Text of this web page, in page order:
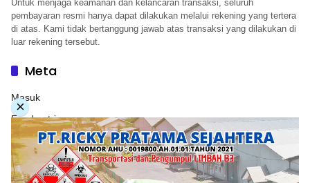
Untuk menjaga keamanan dan kelancaran transaksi, seluruh
pembayaran resmi hanya dapat dilakukan melalui rekening yang tertera
di atas. Kami tidak bertanggung jawab atas transaksi yang dilakukan di
luar rekening tersebut.
Meta
Masuk
Feed entri
Feed komentar
WordPress.org
×